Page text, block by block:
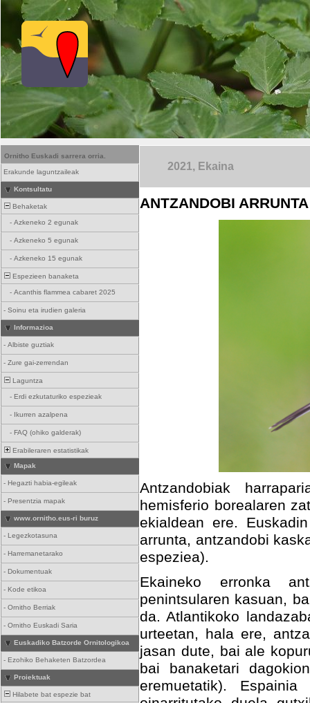
Ornitho Euskadi sarrera orria.
Erakunde laguntzaileak
Kontsultatu
Behaketak
- Azkeneko 2 egunak
- Azkeneko 5 egunak
- Azkeneko 15 egunak
Espezieen banaketa
- Acanthis flammea cabaret 2025
- Soinu eta irudien galeria
Informazioa
- Albiste guztiak
- Zure gai-zerrendan
Laguntza
- Erdi ezkutaturiko espezieak
- Ikurren azalpena
- FAQ (ohiko galderak)
Erabileraren estatistikak
Mapak
- Hegazti habia-egileak
- Presentzia mapak
www.ornitho.eus-ri buruz
- Legezkotasuna
- Harremanetarako
- Dokumentuak
- Kode etikoa
- Ornitho Berriak
- Ornitho Euskadi Saria
Euskadiko Batzorde Ornitologikoa
- Ezohiko Behaketen Batzordea
Proiektuak
Hilabete bat espezie bat
2021, Ekaina
ANTZANDOBI
Antzandobiak
hemisferio borealaren
ekialdean ere.
arrunta, antzandobi
espeziea).
Ekaineko erronka
penintsularen kasuan,
da. Atlantikoko
urteetan, hala ere,
jasan dute, bai ale
bai banaketari
eremuetatik).